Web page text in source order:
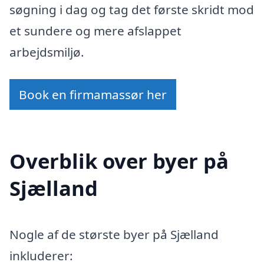
søgning i dag og tag det første skridt mod
et sundere og mere afslappet
arbejdsmiljø.
Book en firmamassør her
Overblik over byer på
Sjælland
Nogle af de største byer på Sjælland
inkluderer: